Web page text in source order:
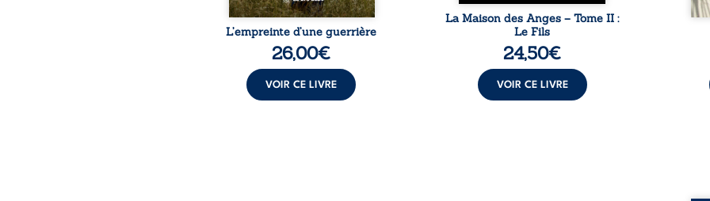
L’empreinte d’une guerrière
26,00€
VOIR CE LIVRE
La Maison des Anges – Tome II :
Le Fils
24,50€
VOIR CE LIVRE